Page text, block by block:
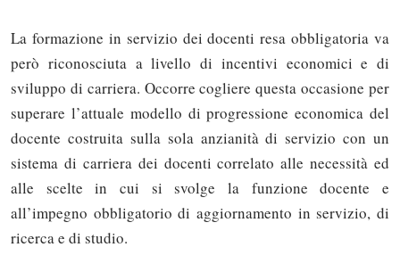
La formazione in servizio dei docenti resa obbligatoria va
però riconosciuta a livello di incentivi economici e di
sviluppo di carriera. Occorre cogliere questa occasione per
superare l’attuale modello di progressione economica del
docente costruita sulla sola anzianità di servizio con un
sistema di carriera dei docenti correlato alle necessità ed
alle scelte in cui si svolge la funzione docente e
all’impegno obbligatorio di aggiornamento in servizio, di
ricerca e di studio.